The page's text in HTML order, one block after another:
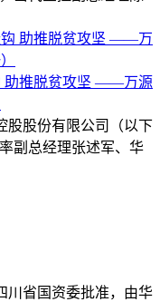
助推脱贫攻坚 ——万源
股股份有限公司（以下
副总经理张述军、华
川省国资委批准，由华